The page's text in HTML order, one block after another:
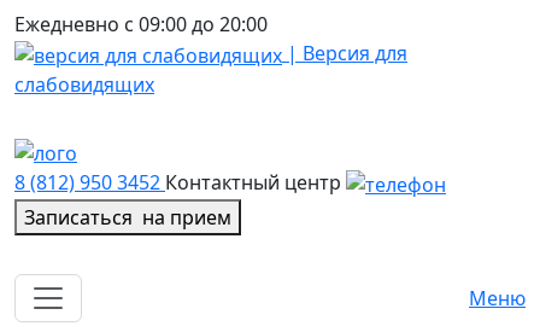
Ежедневно с 09:00 до 20:00
| Версия для
слабовидящих
8 (812) 950 3452 Контактный центр
Записаться на прием
Меню